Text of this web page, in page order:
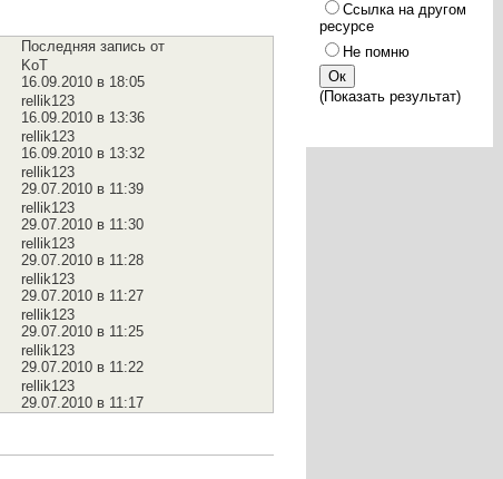
Последняя запись от
KoT
16.09.2010 в 18:05
rellik123
16.09.2010 в 13:36
rellik123
16.09.2010 в 13:32
rellik123
29.07.2010 в 11:39
rellik123
29.07.2010 в 11:30
rellik123
29.07.2010 в 11:28
rellik123
29.07.2010 в 11:27
rellik123
29.07.2010 в 11:25
rellik123
29.07.2010 в 11:22
rellik123
29.07.2010 в 11:17
Ссылка на другом
ресурсе
Не помню
(Показать результат)